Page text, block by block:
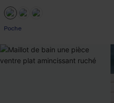
Poche